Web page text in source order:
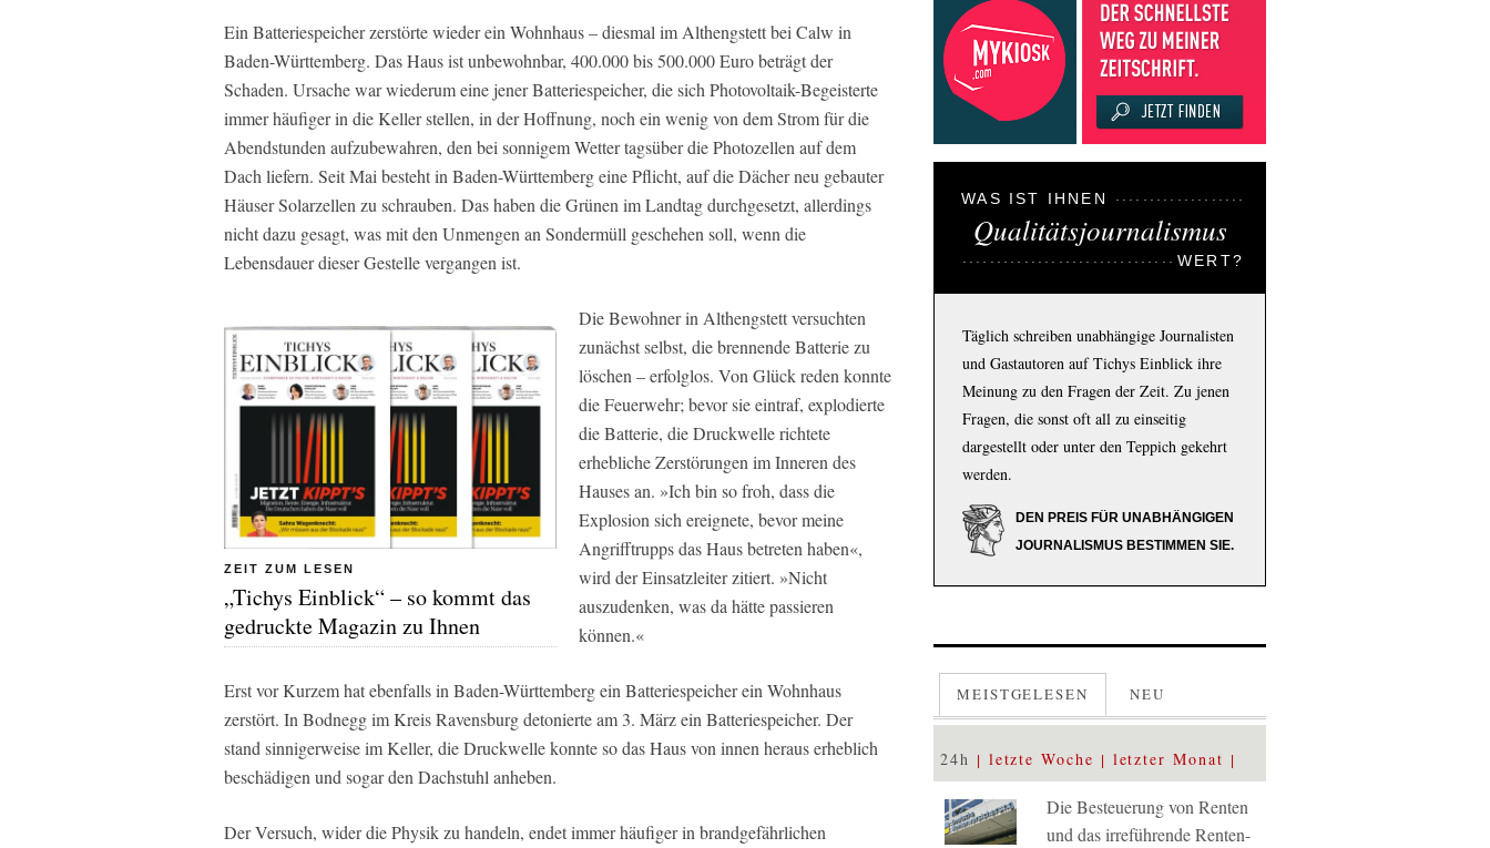
Ein Batteriespeicher zerstörte wieder ein Wohnhaus – diesmal im Althengstett bei Calw in
Baden-Württemberg. Das Haus ist unbewohnbar, 400.000 bis 500.000 Euro beträgt der
Schaden. Ursache war wiederum eine jener Batteriespeicher, die sich Photovoltaik-Begeisterte
immer häufiger in die Keller stellen, in der Hoffnung, noch ein wenig von dem Strom für die
Abendstunden aufzubewahren, den bei sonnigem Wetter tagsüber die Photozellen auf dem
Dach liefern. Seit Mai besteht in Baden-Württemberg eine Pflicht, auf die Dächer neu gebauter
Häuser Solarzellen zu schrauben. Das haben die Grünen im Landtag durchgesetzt, allerdings
nicht dazu gesagt, was mit den Unmengen an Sondermüll geschehen soll, wenn die
Lebensdauer dieser Gestelle vergangen ist.
ZEIT ZUM LESEN
„Tichys Einblick“ – so kommt das
gedruckte Magazin zu Ihnen
Die Bewohner in Althengstett versuchten
zunächst selbst, die brennende Batterie zu
löschen – erfolglos. Von Glück reden konnte
die Feuerwehr; bevor sie eintraf, explodierte
die Batterie, die Druckwelle richtete
erhebliche Zerstörungen im Inneren des
Hauses an. »Ich bin so froh, dass die
Explosion sich ereignete, bevor meine
Angrifftrupps das Haus betreten haben«,
wird der Einsatzleiter zitiert. »Nicht
auszudenken, was da hätte passieren
können.«
Erst vor Kurzem hat ebenfalls in Baden-Württemberg ein Batteriespeicher ein Wohnhaus
zerstört. In Bodnegg im Kreis Ravensburg detonierte am 3. März ein Batteriespeicher. Der
stand sinnigerweise im Keller, die Druckwelle konnte so das Haus von innen heraus erheblich
beschädigen und sogar den Dachstuhl anheben.
Der Versuch, wider die Physik zu handeln, endet immer häufiger in brandgefährlichen
WAS IST IHNEN
Qualitätsjournalismus
WERT?
Täglich schreiben unabhängige Journalisten
und Gastautoren auf Tichys Einblick ihre
Meinung zu den Fragen der Zeit. Zu jenen
Fragen, die sonst oft all zu einseitig
dargestellt oder unter den Teppich gekehrt
werden.
DEN PREIS FÜR UNABHÄNGIGEN
JOURNALISMUS BESTIMMEN SIE.
MEISTGELESEN NEU
24h letzte Woche letzter Monat
Die Besteuerung von Renten
und das irreführende Renten-